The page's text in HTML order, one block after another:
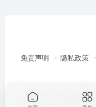
免责声明 隐私政策
Copyright © 2026 96导航